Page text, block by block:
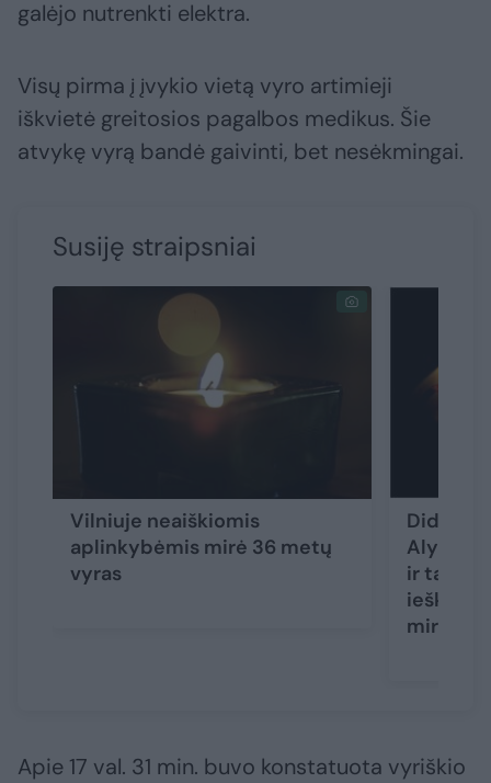
galėjo nutrenkti elektra.
Visų pirma į įvykio vietą vyro artimieji
iškvietė greitosios pagalbos medikus. Šie
atvykę vyrą bandė gaivinti, bet nesėkmingai.
Susiję straipsniai
Vilniuje neaiškiomis
aplinkybėmis mirė 36 metų
vyras
Didžiulė
Alytaus
ir
ieškotas
miręs
Apie 17 val. 31 min. buvo konstatuota vyriškio